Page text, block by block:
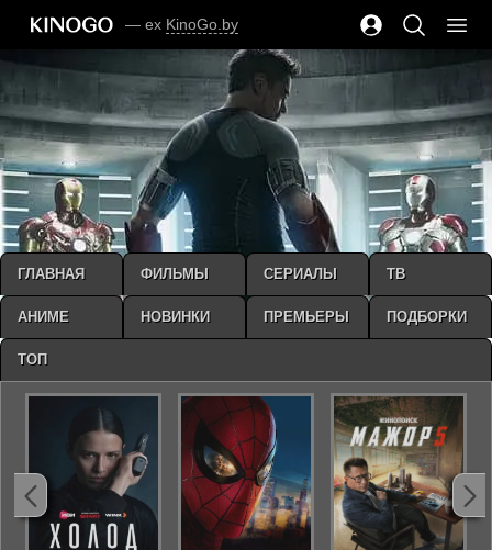
— ex KinoGo.by
ГЛАВНАЯ ФИЛЬМЫ СЕРИАЛЫ ТВ
АНИМЕ НОВИНКИ ПРЕМЬЕРЫ ПОДБОРКИ
ТОП